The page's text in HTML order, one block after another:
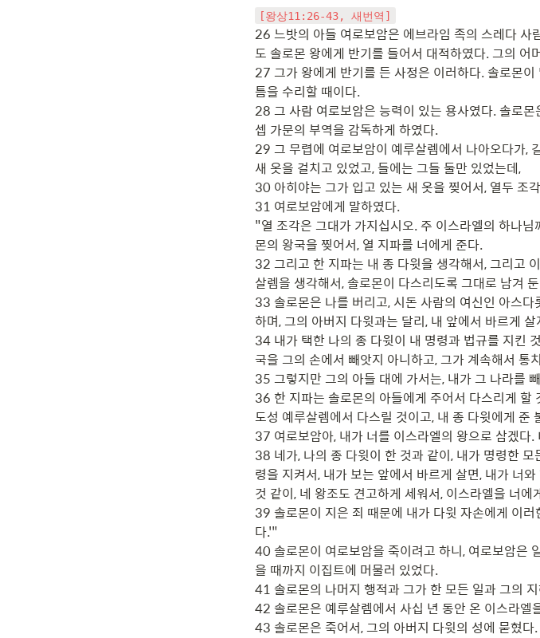
[왕상11:26-43, 새번역]
26 느밧의 아들 여로보암은 에브라임 족의 스레다 사
도 솔로몬 왕에게 반기를 들어서 대적하였다. 그의 어
27 그가 왕에게 반기를 든 사정은 이러하다. 솔로몬
틈을 수리할 때이다.
28 그 사람 여로보암은 능력이 있는 용사였다. 솔로
셉 가문의 부역을 감독하게 하였다.
29 그 무렵에 여로보암이 예루살렘에서 나아오다가,
새 옷을 걸치고 있었고, 들에는 그들 둘만 있었는데,
30 아히야는 그가 입고 있는 새 옷을 찢어서, 열두 조
31 여로보암에게 말하였다.
"열 조각은 그대가 가지십시오. 주 이스라엘의 하나
몬의 왕국을 찢어서, 열 지파를 너에게 준다.
32 그리고 한 지파는 내 종 다윗을 생각해서, 그리고
살렘을 생각해서, 솔로몬이 다스리도록 그대로 남겨
33 솔로몬은 나를 버리고, 시돈 사람의 여신인 아스
하며, 그의 아버지 다윗과는 달리, 내 앞에서 바르게
34 내가 택한 나의 종 다윗이 내 명령과 법규를 지킨
국을 그의 손에서 빼앗지 아니하고, 그가 계속해서 통
35 그렇지만 그의 아들 대에 가서는, 내가 그 나라를
36 한 지파는 솔로몬의 아들에게 주어서 다스리게
도성 예루살렘에서 다스릴 것이고, 내 종 다윗에게 준
37 여로보암아, 내가 너를 이스라엘의 왕으로 삼겠다
38 네가, 나의 종 다윗이 한 것과 같이, 내가 명령한
령을 지켜서, 내가 보는 앞에서 바르게 살면, 내가 너
것 같이, 네 왕조도 견고하게 세워서, 이스라엘을 너에
39 솔로몬이 지은 죄 때문에 내가 다윗 자손에게 이
다.'"
40 솔로몬이 여로보암을 죽이려고 하니, 여로보암은
을 때까지 이집트에 머물러 있었다.
41 솔로몬의 나머지 행적과 그가 한 모든 일과 그의
42 솔로몬은 예루살렘에서 사십 년 동안 온 이스라엘
43 솔로몬은 죽어서, 그의 아버지 다윗의 성에 묻혔